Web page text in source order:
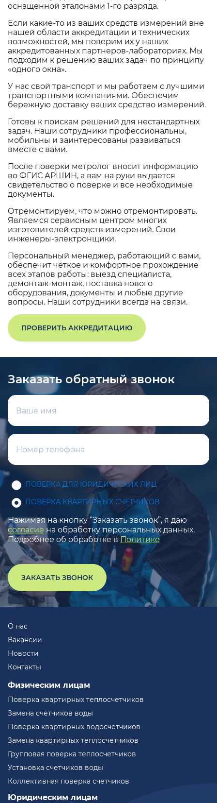
оснащенной эталонами 1-го разряда.
Если какие-то из ваших средств измерений вне
нашей области аккредитации и технических
возможностей, мы поверим их у наших
аккредитованных партнеров-лабораториях. Мы
подходим к решению ваших задач по принципу
«одного окна».
У нас свой транспорт и мы работаем с лучшими
транспортными компаниями. Обеспечим
бережную доставку ваших средство измерений.
Готовы к поискам решений для нестандартных
задач. Наши сотрудники профессиональны,
мобильны и заинтересованы развиваться
вместе с вами.
После поверки метролог вносит информацию
во ФГИС АРШИН, а вам на руки выдается
свидетельство о поверке и все необходимые
документы.
Отремонтируем, что можно отремонтировать.
Являемся сервисным центром многих
изготовителей средств измерений. Свои
инженеры-электронщики.
Персональный менеджер, работающий с вами,
обеспечит чёткое и комфортное прохождение
всех этапов работы: выезд специалиста,
демонтаж-монтаж, поставка нового
оборудования, документы и любые другие
вопросы. Наши сотрудники всегда на связи.
ПРОВЕРИТЬ АККРЕДИТАЦИЮ
Заказать обратный звонок
ПОВЕРКА ДЛЯ ЮРИДИЧЕСКИХ ЛИЦ
ПОВЕРКА КВАРТИРНЫХ СЧЕТЧИКОВ
Нажимая на кнопку “Заказать звонок”, я даю
согласие на обработку персональных данных.
Подробнее об обработке в Политике
ЗАКАЗАТЬ ЗВОНОК
О нас
Вакансии
Новости
Контакты
Физическим лицам
Поверка квартирных теплосчетчиков
Замена счетчиков воды
Поверка квартирных водосчетчиков
Замена квартирных теплосчетчиков
Групповая поверка теплосчетчиков
Установка счетчиков воды
Коллективная поверка счетчиков
Юридическим лицам